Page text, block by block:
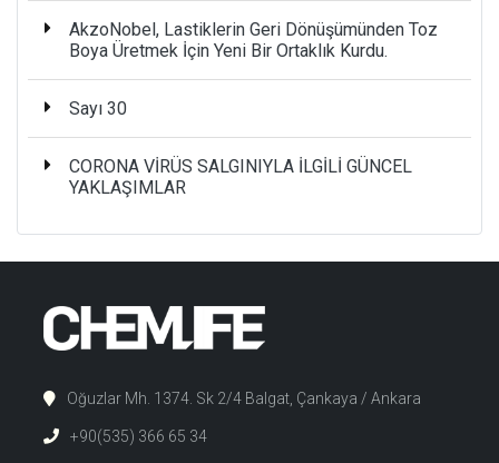
AkzoNobel, Lastiklerin Geri Dönüşümünden Toz
Boya Üretmek İçin Yeni Bir Ortaklık Kurdu.
Sayı 30
CORONA VİRÜS SALGINIYLA İLGİLİ GÜNCEL
YAKLAŞIMLAR
Oğuzlar Mh. 1374. Sk 2/4 Balgat, Çankaya / Ankara
+90(535) 366 65 34